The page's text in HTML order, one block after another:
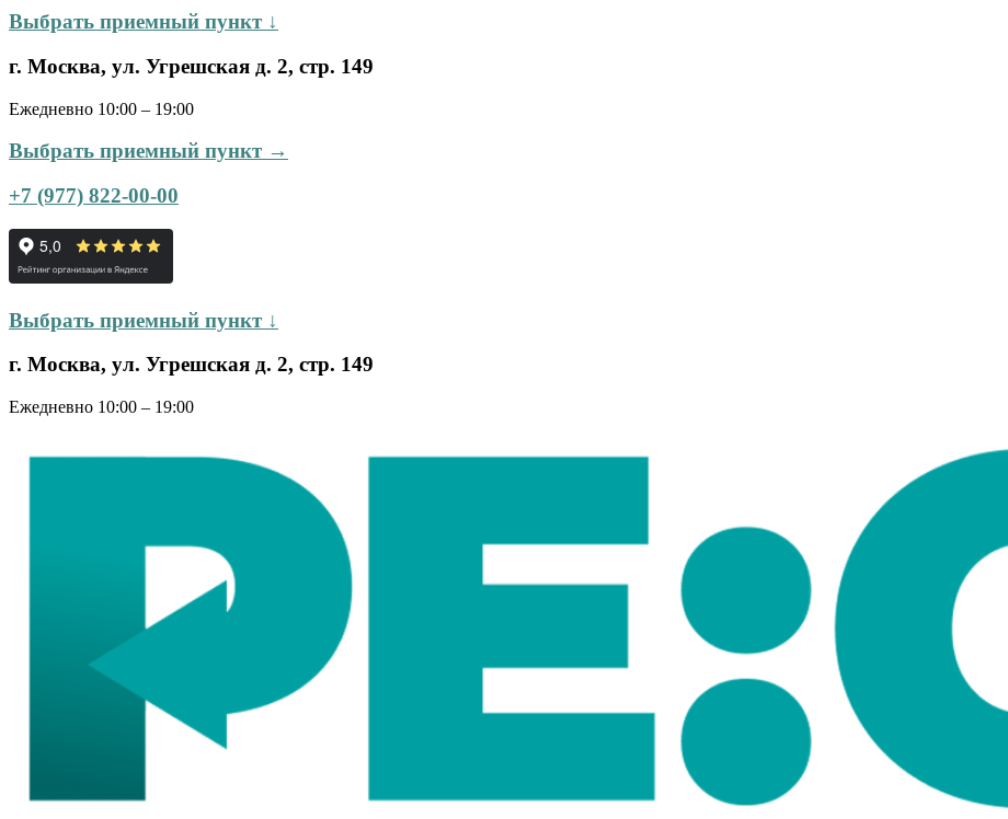
Выбрать приемный пункт ↓
г. Москва, ул. Угрешская д. 2, стр. 149
Ежедневно 10:00 – 19:00
Выбрать приемный пункт →
+7 (977) 822-00-00
Выбрать приемный пункт ↓
г. Москва, ул. Угрешская д. 2, стр. 149
Ежедневно 10:00 – 19:00